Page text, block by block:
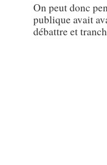
On peut donc
publique avait
débattre et